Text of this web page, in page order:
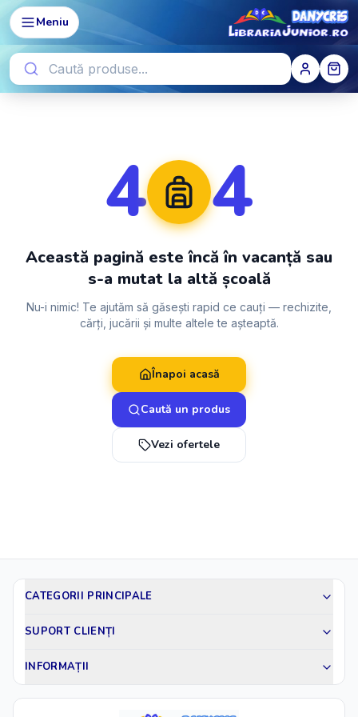
Meniu
4 4
Această pagină este încă în vacanță sau
s-a mutat la altă școală
Nu-i nimic! Te ajutăm să găsești rapid ce cauți — rechizite,
cărți, jucării și multe altele te așteaptă.
Înapoi acasă
Caută un produs
Vezi ofertele
CATEGORII PRINCIPALE
SUPORT CLIENȚI
INFORMAȚII